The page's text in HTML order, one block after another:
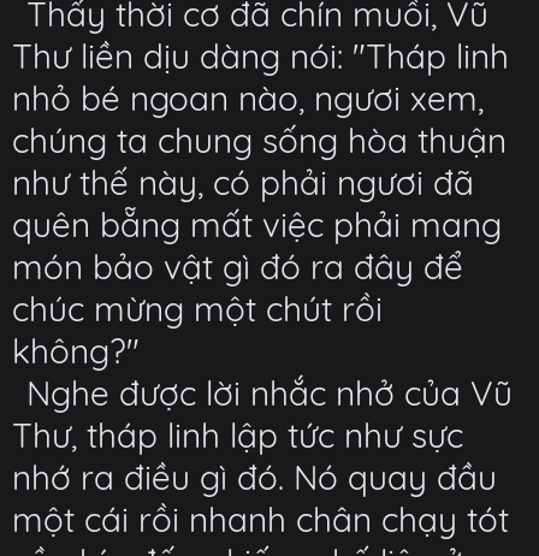
Thấy thời cơ đã chín muồi, Vũ
Thư liền dịu dàng nói: "Tháp linh
nhỏ bé ngoan nào, ngươi xem,
chúng ta chung sống hòa thuận
như thế này, có phải ngươi đã
quên bẵng mất việc phải mang
món bảo vật gì đó ra đây để
chúc mừng một chút rồi
không?"
Nghe được lời nhắc nhở của Vũ
Thư, tháp linh lập tức như sực
nhớ ra điều gì đó. Nó quay đầu
một cái rồi nhanh chân chạy tót